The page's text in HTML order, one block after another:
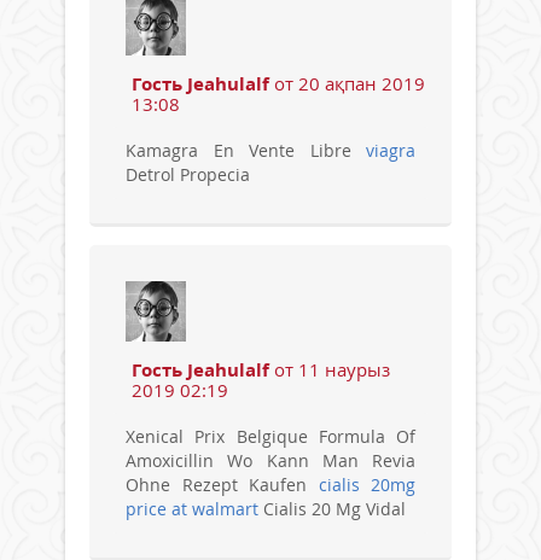
Гость Jeahulalfот 20 ақпан 2019
13:08
Kamagra En Vente Libre viagra
Detrol Propecia
Гость Jeahulalfот 11 наурыз
2019 02:19
Xenical Prix Belgique Formula Of
Amoxicillin Wo Kann Man Revia
Ohne Rezept Kaufen cialis 20mg
price at walmart Cialis 20 Mg Vidal